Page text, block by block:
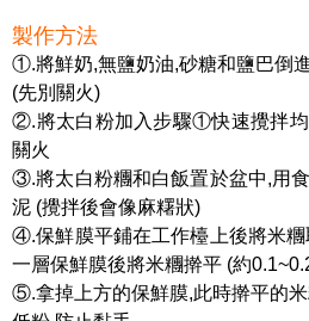
製作方法
①.將鮮奶,無鹽奶油,砂糖和鹽巴倒
(先別關火)
②.將太白粉加入步驟①快速攪拌
關火
③.將太白粉糰和白飯置於盆中,用
泥 (攪拌後會像麻糬狀)
④.保鮮膜平鋪在工作檯上後將米
一層保鮮膜後將米糰擀平 (約
⑤.拿掉上方的保鮮膜,此時擀平的